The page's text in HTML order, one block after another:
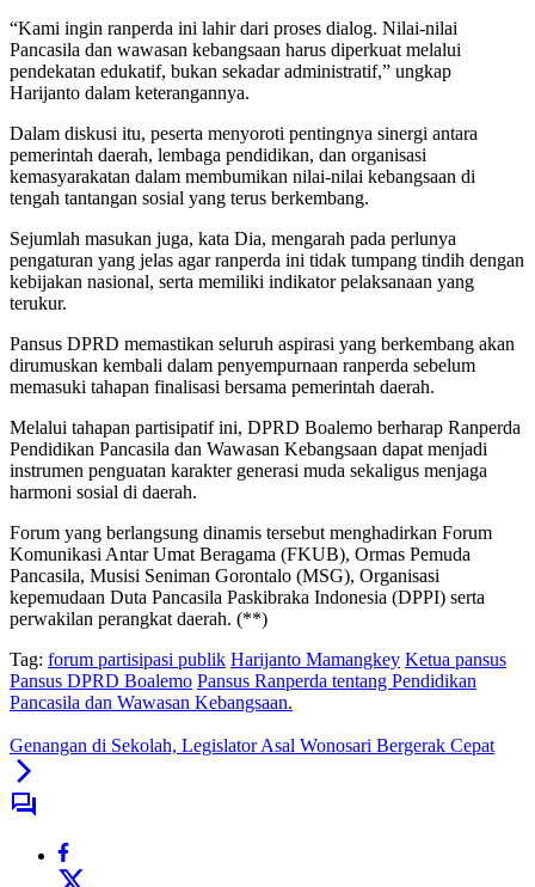
“Kami ingin ranperda ini lahir dari proses dialog. Nilai-nilai
Pancasila dan wawasan kebangsaan harus diperkuat melalui
pendekatan edukatif, bukan sekadar administratif,” ungkap
Harijanto dalam keterangannya.
Dalam diskusi itu, peserta menyoroti pentingnya sinergi antara
pemerintah daerah, lembaga pendidikan, dan organisasi
kemasyarakatan dalam membumikan nilai-nilai kebangsaan di
tengah tantangan sosial yang terus berkembang.
Sejumlah masukan juga, kata Dia, mengarah pada perlunya
pengaturan yang jelas agar ranperda ini tidak tumpang tindih dengan
kebijakan nasional, serta memiliki indikator pelaksanaan yang
terukur.
Pansus DPRD memastikan seluruh aspirasi yang berkembang akan
dirumuskan kembali dalam penyempurnaan ranperda sebelum
memasuki tahapan finalisasi bersama pemerintah daerah.
Melalui tahapan partisipatif ini, DPRD Boalemo berharap Ranperda
Pendidikan Pancasila dan Wawasan Kebangsaan dapat menjadi
instrumen penguatan karakter generasi muda sekaligus menjaga
harmoni sosial di daerah.
Forum yang berlangsung dinamis tersebut menghadirkan Forum
Komunikasi Antar Umat Beragama (FKUB), Ormas Pemuda
Pancasila, Musisi Seniman Gorontalo (MSG), Organisasi
kepemudaan Duta Pancasila Paskibraka Indonesia (DPPI) serta
perwakilan perangkat daerah. (**)
Tag: forum partisipasi publik Harijanto Mamangkey Ketua pansus
Pansus DPRD Boalemo Pansus Ranperda tentang Pendidikan
Pancasila dan Wawasan Kebangsaan.
Genangan di Sekolah, Legislator Asal Wonosari Bergerak Cepat